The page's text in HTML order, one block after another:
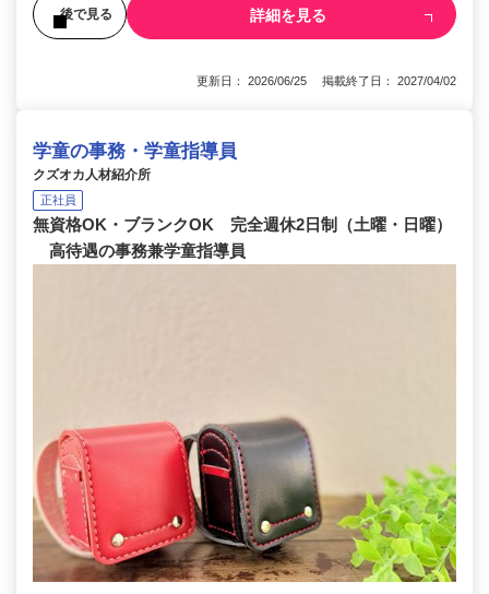
後で見る 詳細を見る
更新日： 2026/06/25 掲載終了日： 2027/04/02
学童の事務・学童指導員
クズオカ人材紹介所
正社員
無資格OK・ブランクOK 完全週休2日制（土曜・日曜）
高待遇の事務兼学童指導員